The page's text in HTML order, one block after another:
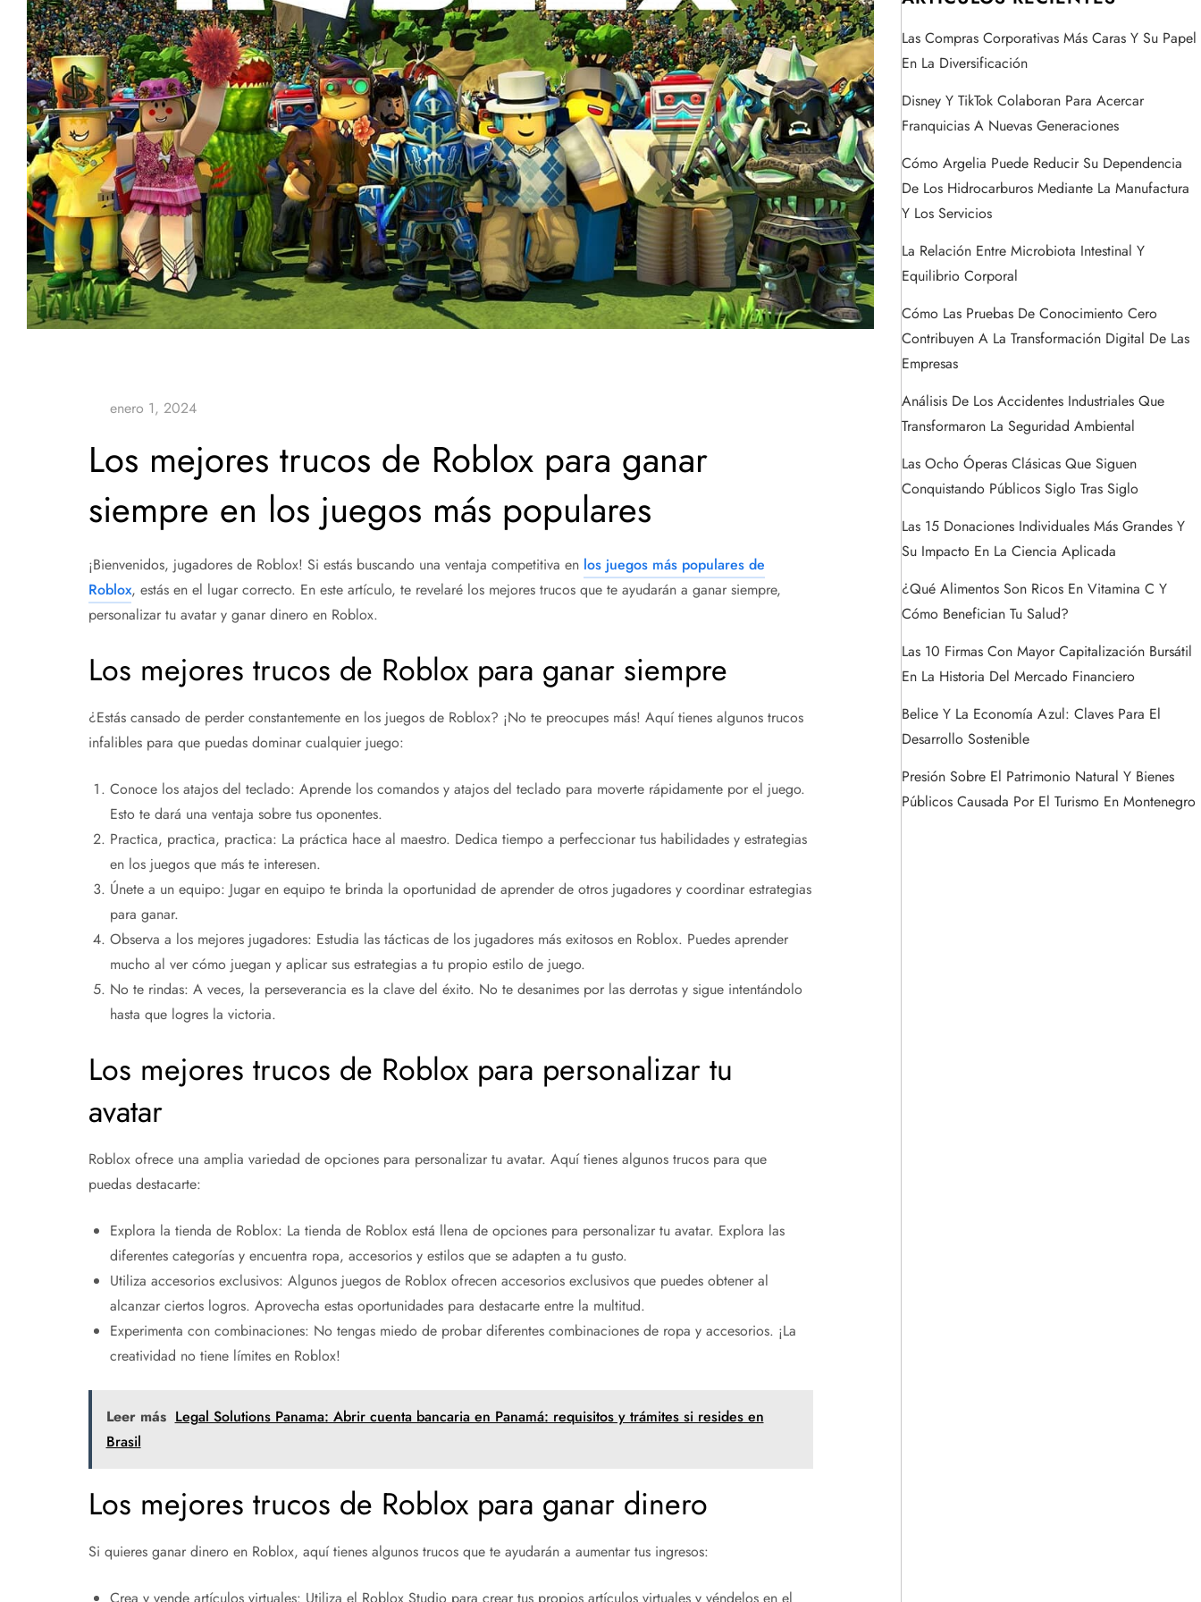
Los mejores trucos de Roblox para ganar
siempre en los juegos más populares
¡Bienvenidos, jugadores de Roblox! Si estás buscando una ventaja competitiva en los juegos más populares de
Roblox, estás en el lugar correcto. En este artículo, te revelaré los mejores trucos que te ayudarán a ganar siempre,
personalizar tu avatar y ganar dinero en Roblox.
Los mejores trucos de Roblox para ganar siempre
¿Estás cansado de perder constantemente en los juegos de Roblox? ¡No te preocupes más! Aquí tienes algunos trucos
infalibles para que puedas dominar cualquier juego:
Conoce los atajos del teclado: Aprende los comandos y atajos del teclado para moverte rápidamente por el juego.
Esto te dará una ventaja sobre tus oponentes.
Practica, practica, practica: La práctica hace al maestro. Dedica tiempo a perfeccionar tus habilidades y estrategias
en los juegos que más te interesen.
Únete a un equipo: Jugar en equipo te brinda la oportunidad de aprender de otros jugadores y coordinar estrategias
para ganar.
Observa a los mejores jugadores: Estudia las tácticas de los jugadores más exitosos en Roblox. Puedes aprender
mucho al ver cómo juegan y aplicar sus estrategias a tu propio estilo de juego.
No te rindas: A veces, la perseverancia es la clave del éxito. No te desanimes por las derrotas y sigue intentándolo
hasta que logres la victoria.
Los mejores trucos de Roblox para personalizar tu
avatar
Roblox ofrece una amplia variedad de opciones para personalizar tu avatar. Aquí tienes algunos trucos para que
puedas destacarte:
Explora la tienda de Roblox: La tienda de Roblox está llena de opciones para personalizar tu avatar. Explora las
diferentes categorías y encuentra ropa, accesorios y estilos que se adapten a tu gusto.
Utiliza accesorios exclusivos: Algunos juegos de Roblox ofrecen accesorios exclusivos que puedes obtener al
alcanzar ciertos logros. Aprovecha estas oportunidades para destacarte entre la multitud.
Experimenta con combinaciones: No tengas miedo de probar diferentes combinaciones de ropa y accesorios. ¡La
creatividad no tiene límites en Roblox!
Leer más Legal Solutions Panama: Abrir cuenta bancaria en Panamá: requisitos y trámites si resides en
Brasil
Los mejores trucos de Roblox para ganar dinero
Si quieres ganar dinero en Roblox, aquí tienes algunos trucos que te ayudarán a aumentar tus ingresos:
Crea y vende artículos virtuales: Utiliza el Roblox Studio para crear tus propios artículos virtuales y véndelos en el
Las Compras Corporativas Más Caras Y Su Papel
En La Diversificación
Disney Y TikTok Colaboran Para Acercar
Franquicias A Nuevas Generaciones
Cómo Argelia Puede Reducir Su Dependencia
De Los Hidrocarburos Mediante La Manufactura
Y Los Servicios
La Relación Entre Microbiota Intestinal Y
Equilibrio Corporal
Cómo Las Pruebas De Conocimiento Cero
Contribuyen A La Transformación Digital De Las
Empresas
Análisis De Los Accidentes Industriales Que
Transformaron La Seguridad Ambiental
Las Ocho Óperas Clásicas Que Siguen
Conquistando Públicos Siglo Tras Siglo
Las 15 Donaciones Individuales Más Grandes Y
Su Impacto En La Ciencia Aplicada
¿Qué Alimentos Son Ricos En Vitamina C Y
Cómo Benefician Tu Salud?
Las 10 Firmas Con Mayor Capitalización Bursátil
En La Historia Del Mercado Financiero
Belice Y La Economía Azul: Claves Para El
Desarrollo Sostenible
Presión Sobre El Patrimonio Natural Y Bienes
Públicos Causada Por El Turismo En Montenegro